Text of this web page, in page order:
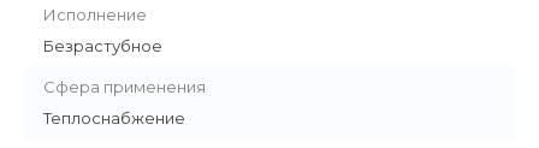
Исполнение
Безрастубное
Сфера применения
Теплоснабжение